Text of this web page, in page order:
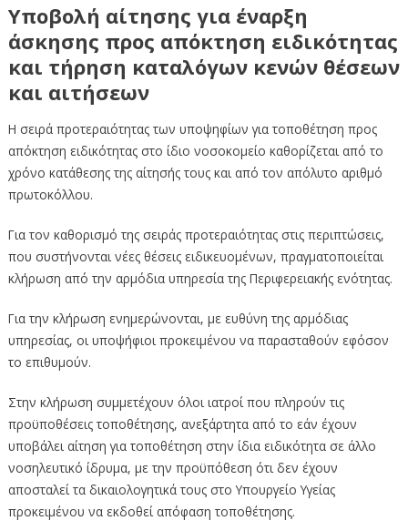
Υποβολή αίτησης για έναρξη
άσκησης προς απόκτηση ειδικότητας
και τήρηση καταλόγων κενών θέσεων
και αιτήσεων
Η σειρά προτεραιότητας των υποψηφίων για τοποθέτηση προς
απόκτηση ειδικότητας στο ίδιο νοσοκομείο καθορίζεται από το
χρόνο κατάθεσης της αίτησής τους και από τον απόλυτο αριθμό
πρωτοκόλλου.
Για τον καθορισμό της σειράς προτεραιότητας στις περιπτώσεις,
που συστήνονται νέες θέσεις ειδικευομένων, πραγματοποιείται
κλήρωση από την αρμόδια υπηρεσία της Περιφερειακής ενότητας.
Για την κλήρωση ενημερώνονται, με ευθύνη της αρμόδιας
υπηρεσίας, οι υποψήφιοι προκειμένου να παρασταθούν εφόσον
το επιθυμούν.
Στην κλήρωση συμμετέχουν όλοι ιατροί που πληρούν τις
προϋποθέσεις τοποθέτησης, ανεξάρτητα από το εάν έχουν
υποβάλει αίτηση για τοποθέτηση στην ίδια ειδικότητα σε άλλο
νοσηλευτικό ίδρυμα, με την προϋπόθεση ότι δεν έχουν
αποσταλεί τα δικαιολογητικά τους στο Υπουργείο Υγείας
προκειμένου να εκδοθεί απόφαση τοποθέτησης.